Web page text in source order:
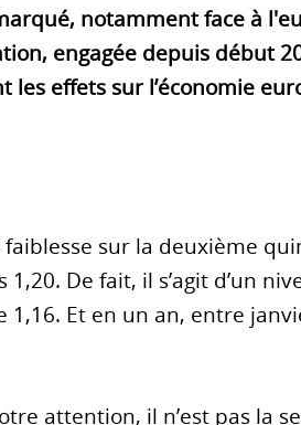
notamment face à
engagée depuis début
effets sur l’économie
sur la deuxième
De fait, il s’agit d’un
Et en un an, entre
attention, il n’est pas la